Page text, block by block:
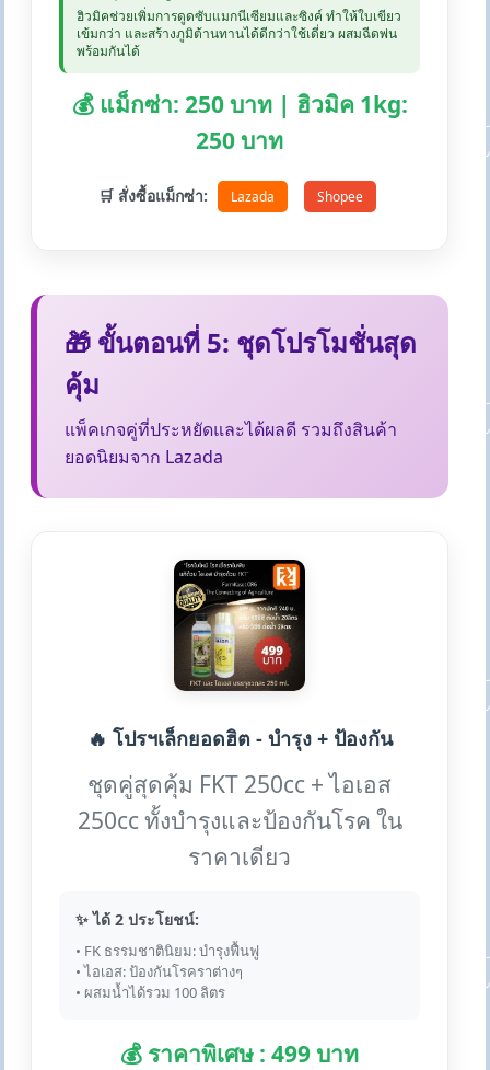
ฮิวมิคช่วยเพิ่มการดูดซับแมกนีเซียมและซิงค์ ทำให้ใบเขียว
เข้มกว่า และสร้างภูมิต้านทานได้ดีกว่าใช้เดี่ยว ผสมฉีดพ่น
พร้อมกันได้
💰 แม็กซ่า: 250 บาท | ฮิวมิค 1kg:
250 บาท
🛒 สั่งซื้อแม็กซ่า: Lazada Shopee
🎁 ขั้นตอนที่ 5: ชุดโปรโมชั่นสุด
คุ้ม
แพ็คเกจคู่ที่ประหยัดและได้ผลดี รวมถึงสินค้า
ยอดนิยมจาก Lazada
🔥 โปรฯเล็กยอดฮิต - บำรุง + ป้องกัน
ชุดคู่สุดคุ้ม FKT 250cc + ไอเอส
250cc ทั้งบำรุงและป้องกันโรค ใน
ราคาเดียว
✨ ได้ 2 ประโยชน์:
• FK ธรรมชาตินิยม: บำรุงฟื้นฟู
• ไอเอส: ป้องกันโรคราต่างๆ
• ผสมน้ำได้รวม 100 ลิตร
💰 ราคาพิเศษ : 499 บาท